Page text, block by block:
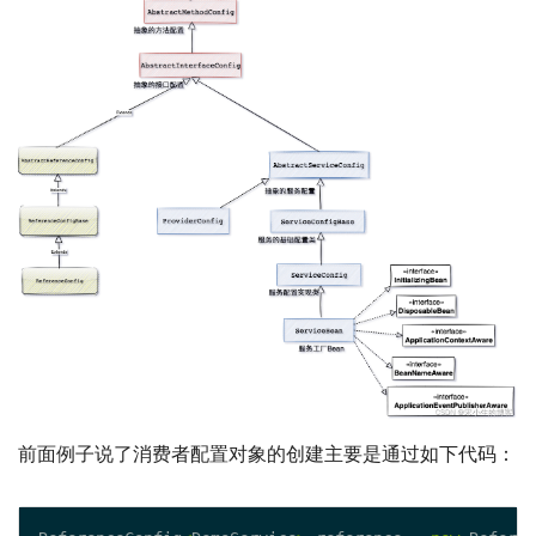
前面例子说了消费者配置对象的创建主要是通过如下代码：